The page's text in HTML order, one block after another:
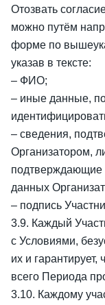
Отозвать
можно путём
форме по
указав в тексте:
– ФИО;
– иные данные,
– сведения,
Организатором,
подтверждающие
данных
– подпись
3.9. Каждый
с Условиями,
их и гарантирует,
всего Периода
3.10. Каждому